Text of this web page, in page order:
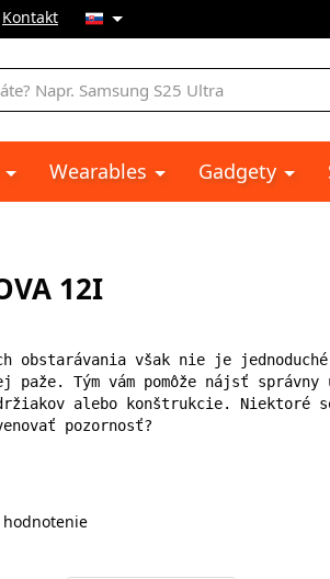
Kontakt
Wearables Gadgety
12I
však nie je
Tým vám pomôže nájsť
alebo konštrukcie.
pozornosť?
hodnotenie